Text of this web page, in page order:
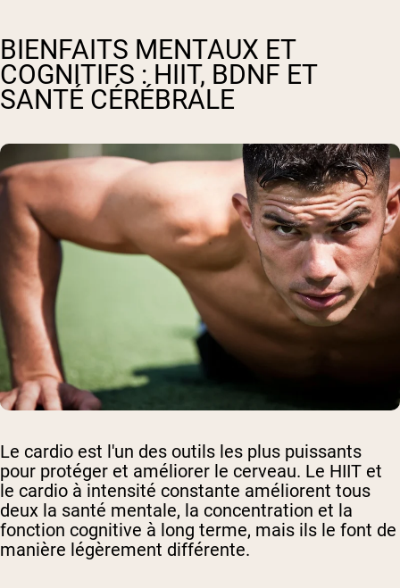
BIENFAITS MENTAUX ET
COGNITIFS : HIIT, BDNF ET
SANTÉ CÉRÉBRALE
Le cardio est l'un des outils les plus puissants
pour protéger et améliorer le cerveau. Le HIIT et
le cardio à intensité constante améliorent tous
deux la santé mentale, la concentration et la
fonction cognitive à long terme, mais ils le font de
manière légèrement différente.